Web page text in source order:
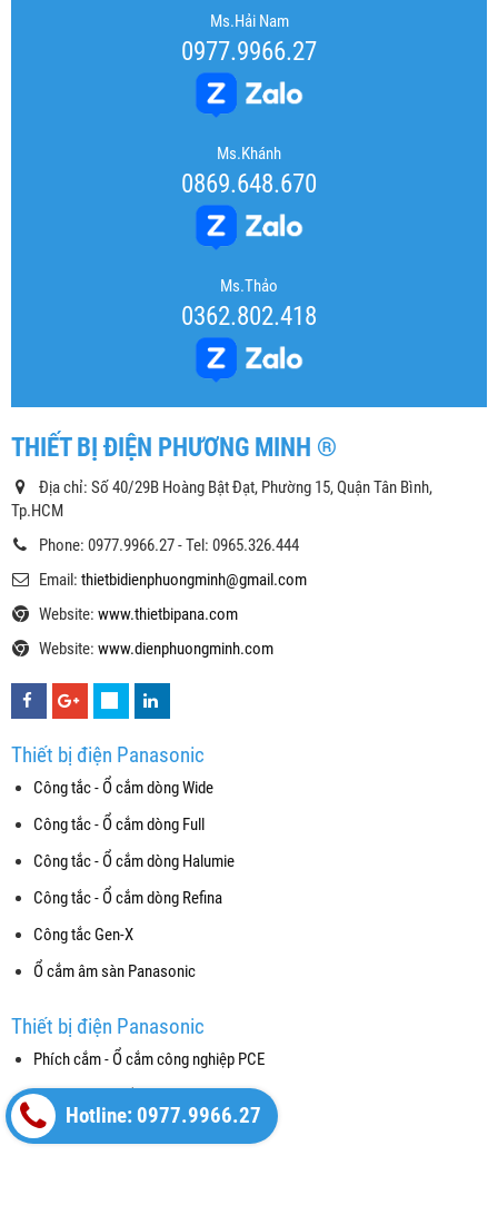
Ms.Hải Nam
0977.9966.27
Ms.Khánh
0869.648.670
Ms.Thảo
0362.802.418
THIẾT BỊ ĐIỆN PHƯƠNG MINH ®
Địa chỉ: Số 40/29B Hoàng Bật Đạt, Phường 15, Quận Tân Bình,
Tp.HCM
Phone: 0977.9966.27 - Tel: 0965.326.444
Email: thietbidienphuongminh@gmail.com
Website: www.thietbipana.com
Website: www.dienphuongminh.com
Thiết bị điện Panasonic
Công tắc - Ổ cắm dòng Wide
Công tắc - Ổ cắm dòng Full
Công tắc - Ổ cắm dòng Halumie
Công tắc - Ổ cắm dòng Refina
Công tắc Gen-X
Ổ cắm âm sàn Panasonic
Thiết bị điện Panasonic
Phích cắm - Ổ cắm công nghiệp PCE
Thiết bị đóng cắt (CB)
Máy bơm nước Panasonic
Hotline: 0977.9966.27